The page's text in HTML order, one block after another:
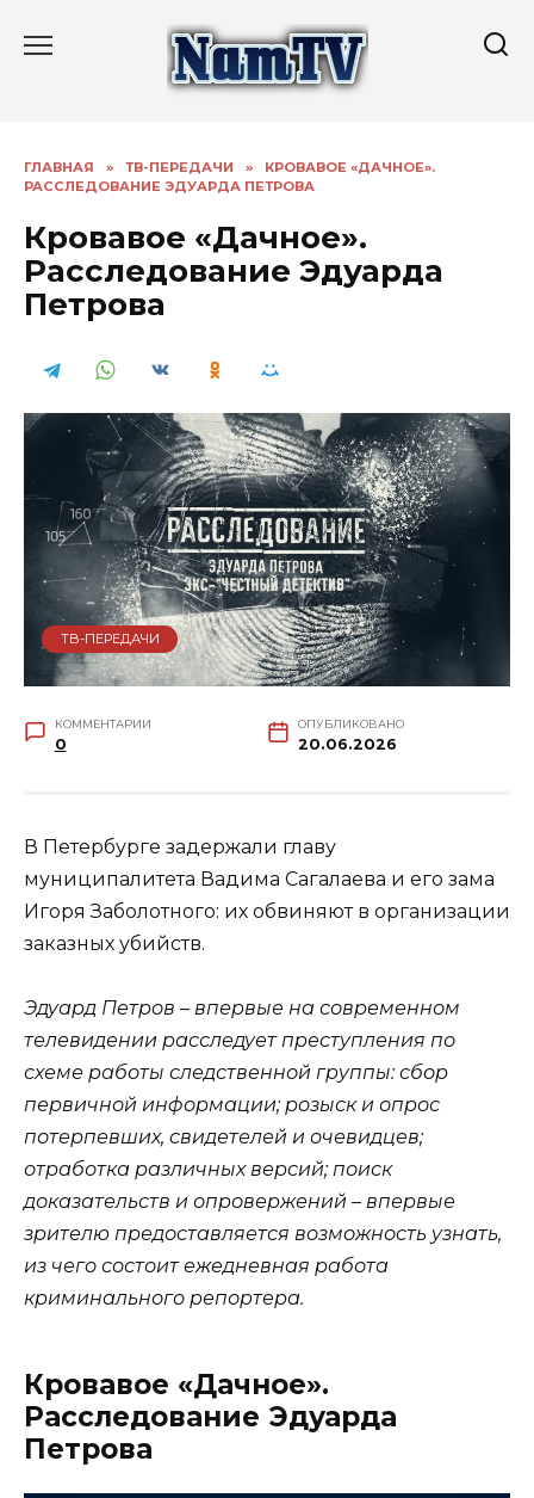
ГЛАВНАЯ » ТВ-ПЕРЕДАЧИ »
КРОВАВОЕ «ДАЧНОЕ».
РАССЛЕДОВАНИЕ ЭДУАРДА ПЕТРОВА
Кровавое «Дачное».
Расследование Эдуарда
Петрова
ТВ-ПЕРЕДАЧИ
КОММЕНТАРИИ
0
ОПУБЛИКОВАНО
20.06.2026
В Петербурге задержали главу
муниципалитета Вадима Сагалаева и его зама
Игоря Заболотного: их обвиняют в организации
заказных убийств.
Эдуард Петров – впервые на современном
телевидении расследует преступления по
схеме работы следственной группы: сбор
первичной информации; розыск и опрос
потерпевших, свидетелей и очевидцев;
отработка различных версий; поиск
доказательств и опровержений – впервые
зрителю предоставляется возможность узнать,
из чего состоит ежедневная работа
криминального репортера.
Кровавое «Дачное».
Расследование Эдуарда
Петрова